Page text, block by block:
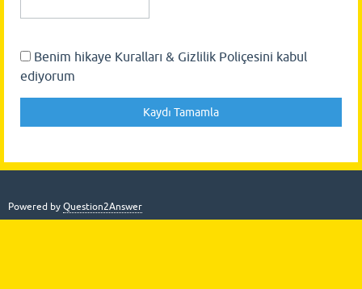
Benim hikaye Kuralları & Gizlilik Poliçesini kabul
ediyorum
Powered by Question2Answer